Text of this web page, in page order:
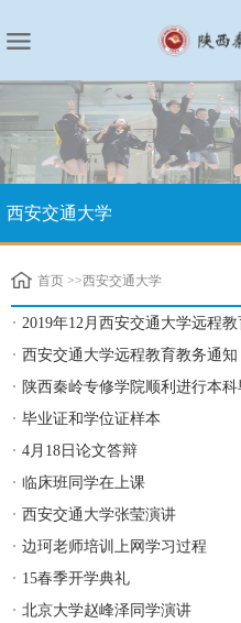
西安交通大学
首页 >>西安交通大学
2019年12月西安交通大学远程
西安交通大学远程教育教务通知
陕西秦岭专修学院顺利进行本
毕业证和学位证样本
4月18日论文答辩
临床班同学在上课
西安交通大学张莹演讲
边珂老师培训上网学习过程
15春季开学典礼
北京大学赵峰泽同学演讲